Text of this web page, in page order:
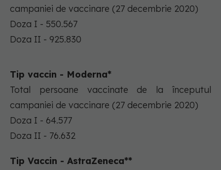
campaniei de vaccinare (27 decembrie 2020)
Doza I - 550.567
Doza II - 925.830
Tip vaccin - Moderna*
Total persoane vaccinate de la începutul
campaniei de vaccinare (27 decembrie 2020)
Doza I - 64.577
Doza II - 76.632
Tip Vaccin - AstraZeneca**